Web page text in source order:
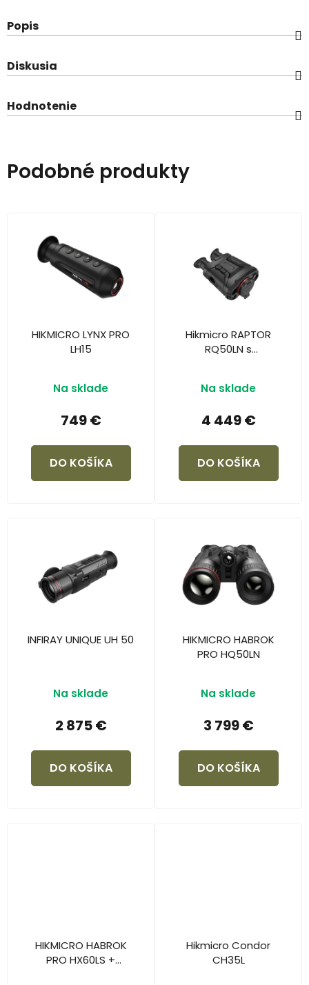
Popis
Diskusia
Hodnotenie
Podobné produkty
HIKMICRO LYNX PRO
LH15
Na sklade
749 €
DO KOŠÍKA
Hikmicro RAPTOR
RQ50LN s
Na sklade
4 449 €
DO KOŠÍKA
INFIRAY UNIQUE UH 50
Na sklade
2 875 €
DO KOŠÍKA
HIKMICRO HABROK
PRO HQ50LN
Na sklade
3 799 €
DO KOŠÍKA
HIKMICRO HABROK
PRO HX60LS +
Hikmicro Condor
CH35L